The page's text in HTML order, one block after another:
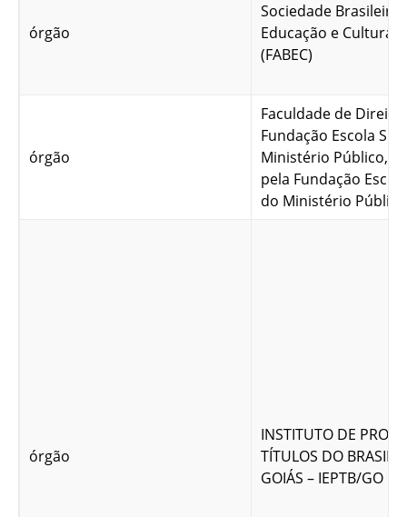
órgão
Sociedade Brasileira
Educação e Cultura
(FABEC)
órgão
Faculdade de Direito
Fundação Escola
Ministério Público,
pela Fundação
do Ministério Público
órgão
INSTITUTO DE
TÍTULOS DO BRASIL
GOIÁS – IEPTB/GO